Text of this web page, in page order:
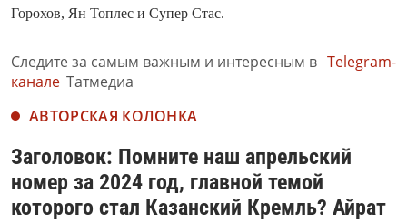
Горохов, Ян Топлес и Супер Стас.
Следите за самым важным и интересным в Telegram-
канале Татмедиа
АВТОРСКАЯ КОЛОНКА
Заголовок: Помните наш апрельский
номер за 2024 год, главной темой
которого стал Казанский Кремль? Айрат